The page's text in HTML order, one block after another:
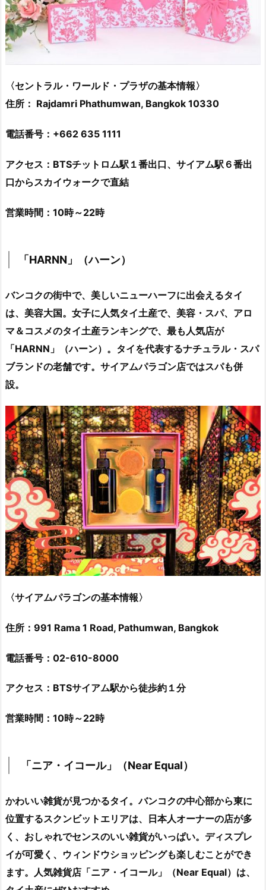
〈セントラル・ワールド・プラザの基本情報〉
住所： Rajdamri Phathumwan, Bangkok 10330
電話番号：+662 635 1111
アクセス：BTSチットロム駅１番出口、サイアム駅６番出
口からスカイウォークで直結
営業時間：10時～22時
「HARNN」（ハーン）
バンコクの街中で、美しいニューハーフに出会えるタイ
は、美容大国。女子に人気タイ土産で、美容・スパ、アロ
マ＆コスメのタイ土産ランキングで、最も人気店が
「HARNN」（ハーン）。タイを代表するナチュラル・スパ
ブランドの老舗です。サイアムパラゴン店ではスパも併
設。
〈サイアムパラゴンの基本情報〉
住所：991 Rama 1 Road, Pathumwan, Bangkok
電話番号：02-610-8000
アクセス：BTSサイアム駅から徒歩約１分
営業時間：10時～22時
「ニア・イコール」（Near Equal）
かわいい雑貨が見つかるタイ。バンコクの中心部から東に
位置するスクンビットエリアは、日本人オーナーの店が多
く、おしゃれでセンスのいい雑貨がいっぱい。ディスプレ
イが可愛く、ウィンドウショッピングも楽しむことができ
ます。人気雑貨店「ニア・イコール」（Near Equal）は、